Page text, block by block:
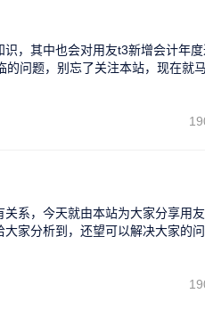
，其中也会对用友t3新增会计年
问题，别忘了关注本站，现在就
系，今天就由本站为大家分享用
家分析到，还望可以解决大家的问